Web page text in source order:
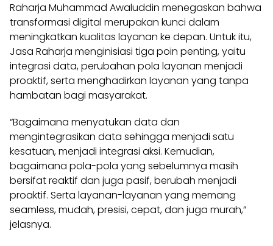
Raharja Muhammad Awaluddin menegaskan bahwa
transformasi digital merupakan kunci dalam
meningkatkan kualitas layanan ke depan. Untuk itu,
Jasa Raharja menginisiasi tiga poin penting, yaitu
integrasi data, perubahan pola layanan menjadi
proaktif, serta menghadirkan layanan yang tanpa
hambatan bagi masyarakat.
“Bagaimana menyatukan data dan
mengintegrasikan data sehingga menjadi satu
kesatuan, menjadi integrasi aksi. Kemudian,
bagaimana pola-pola yang sebelumnya masih
bersifat reaktif dan juga pasif, berubah menjadi
proaktif. Serta layanan-layanan yang memang
seamless, mudah, presisi, cepat, dan juga murah,”
jelasnya.